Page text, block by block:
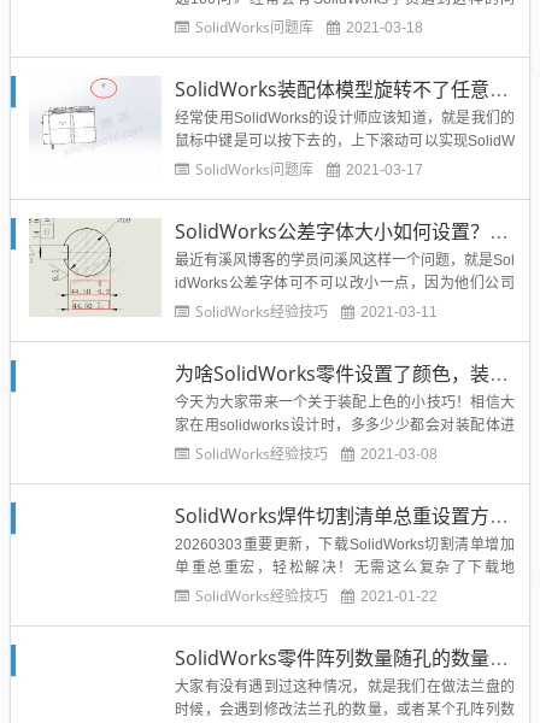
题，就是在SolidWorks钣金工程图中，展开图上的折
p英文改成中文呢？问...
SolidWorks问题库 2021-03-18
SolidWorks装配体模型旋转不了任意角度？解决方法来了
经常使用SolidWorks的设计师应该知道，就是我们的
鼠标中键是可以按下去的，上下滚动可以实现SolidW
orks模型的放大缩小，而中键滚轮按下之后，可以旋
有一个极限位置，不能旋转过去，并且鼠标出...
SolidWorks问题库 2021-03-17
SolidWorks公差字体大小如何设置？溪风告诉你简单快捷的SW公差字体修改方法
最近有溪风博客的学员问溪风这样一个问题，就是Sol
idWorks公差字体可不可以改小一点，因为他们公司
的标注标准和SolidWorks默认的公差标注稍微有点区
也恰好需要，不妨去试一试。我们Solid...
SolidWorks经验技巧 2021-03-11
为啥SolidWorks零件设置了颜色，装配体里面颜色没变？溪风帮你分析解决
今天为大家带来一个关于装配上色的小技巧！相信大
家在用solidworks设计时，多多少少都会对装配体进
行上色，以达到设备最真实的效果，但是有时候我们
个普通的举升码垛机构，我们想使“立柱 ”颜色变为黑
色，我们选...
SolidWorks经验技巧 2021-03-08
SolidWorks焊件切割清单总重设置方法，有点难度但可以实现
20260303重要更新，下载SolidWorks切割清单增加
单重总重宏，轻松解决！无需这么复杂了下载地
址：...SolidWorks经验技巧 2021-01-22
SolidWorks零件阵列数量随孔的数量自动变化技巧-阵列驱动零部件阵列
大家有没有遇到过这种情况，就是我们在做法兰盘的
时候，会遇到修改法兰孔的数量，或者某个孔阵列数